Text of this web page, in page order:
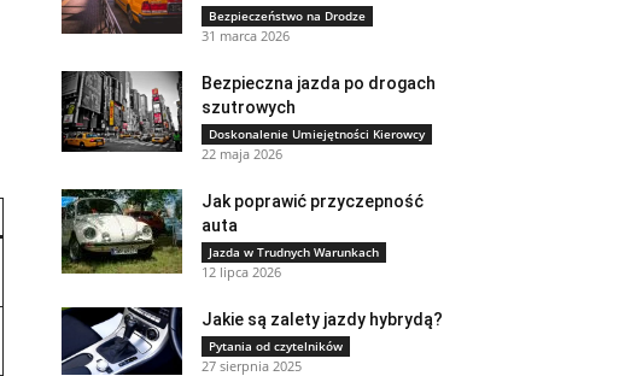
Bezpieczeństwo na Drodze
31 marca 2026
Bezpieczna jazda po drogach
szutrowych
Doskonalenie Umiejętności Kierowcy
22 maja 2026
Jak poprawić przyczepność
auta
Jazda w Trudnych Warunkach
12 lipca 2026
Jakie są zalety jazdy hybrydą?
Pytania od czytelników
27 sierpnia 2025